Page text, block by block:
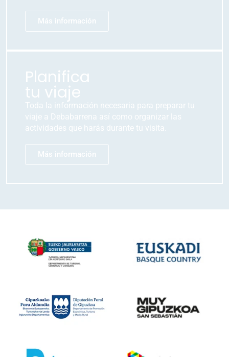
Más información
Planifica
tu viaje
Toda la información necesaria para preparar tu
viaje a Debabarrena así como organizar las
actividades que harás durante tu visita.
Más información